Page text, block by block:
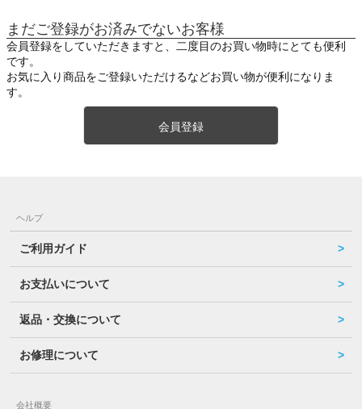
まだご登録がお済みでないお客様
会員登録をしていただきますと、二度目のお買い物時にとても便利
です。
お気に入り商品をご登録いただけるなどお買い物が便利になりま
す。
会員登録
ヘルプ
ご利用ガイド
お支払いについて
返品・交換について
お修理について
会社概要